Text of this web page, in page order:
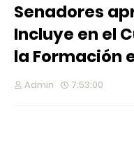
Senadores
Incluye en el
la Formación
Admin 7:53:00